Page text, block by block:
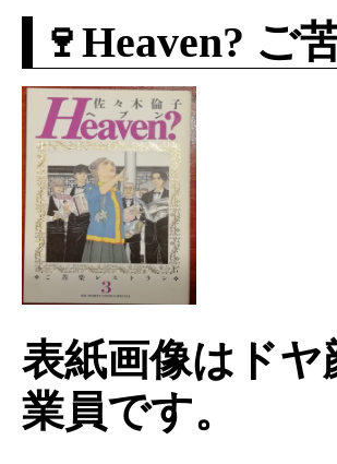
🍷Heaven? ご
表紙画像はド
業員です。